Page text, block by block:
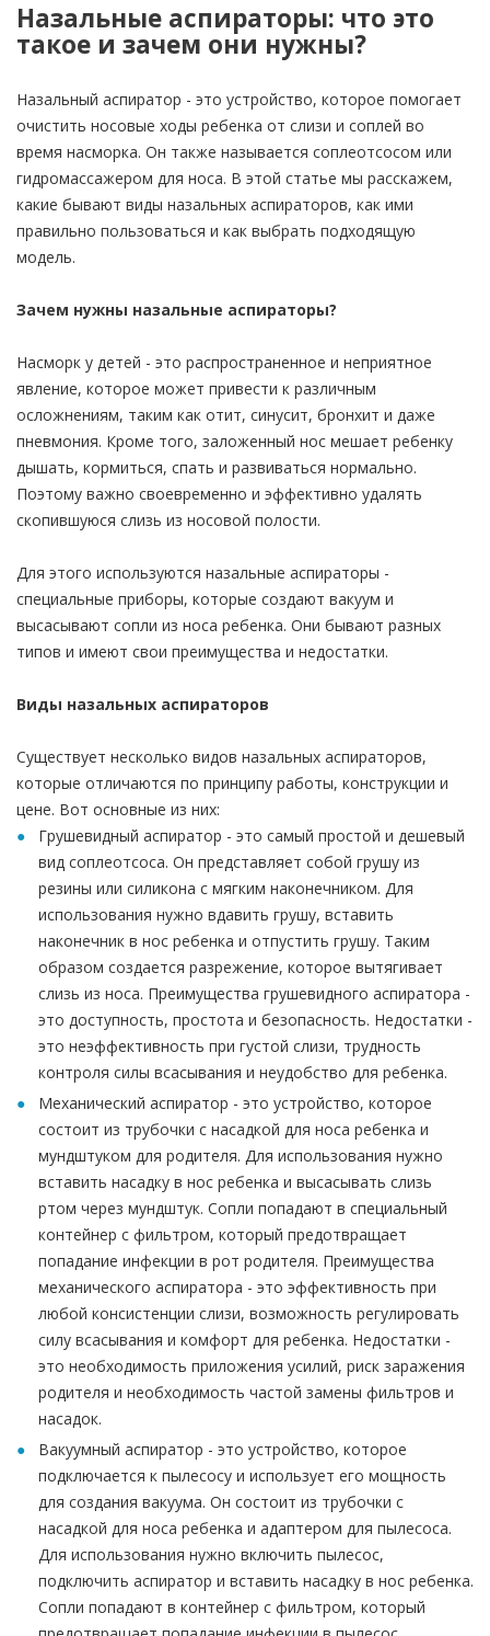
Назальные аспираторы: что это
такое и зачем они нужны?
Назальный аспиратор - это устройство, которое помогает
очистить носовые ходы ребенка от слизи и соплей во
время насморка. Он также называется соплеотсосом или
гидромассажером для носа. В этой статье мы расскажем,
какие бывают виды назальных аспираторов, как ими
правильно пользоваться и как выбрать подходящую
модель.
Зачем нужны назальные аспираторы?
Насморк у детей - это распространенное и неприятное
явление, которое может привести к различным
осложнениям, таким как отит, синусит, бронхит и даже
пневмония. Кроме того, заложенный нос мешает ребенку
дышать, кормиться, спать и развиваться нормально.
Поэтому важно своевременно и эффективно удалять
скопившуюся слизь из носовой полости.
Для этого используются назальные аспираторы -
специальные приборы, которые создают вакуум и
высасывают сопли из носа ребенка. Они бывают разных
типов и имеют свои преимущества и недостатки.
Виды назальных аспираторов
Существует несколько видов назальных аспираторов,
которые отличаются по принципу работы, конструкции и
цене. Вот основные из них:
Грушевидный аспиратор - это самый простой и дешевый
вид соплеотсоса. Он представляет собой грушу из
резины или силикона с мягким наконечником. Для
использования нужно вдавить грушу, вставить
наконечник в нос ребенка и отпустить грушу. Таким
образом создается разрежение, которое вытягивает
слизь из носа. Преимущества грушевидного аспиратора -
это доступность, простота и безопасность. Недостатки -
это неэффективность при густой слизи, трудность
контроля силы всасывания и неудобство для ребенка.
Механический аспиратор - это устройство, которое
состоит из трубочки с насадкой для носа ребенка и
мундштуком для родителя. Для использования нужно
вставить насадку в нос ребенка и высасывать слизь
ртом через мундштук. Сопли попадают в специальный
контейнер с фильтром, который предотвращает
попадание инфекции в рот родителя. Преимущества
механического аспиратора - это эффективность при
любой консистенции слизи, возможность регулировать
силу всасывания и комфорт для ребенка. Недостатки -
это необходимость приложения усилий, риск заражения
родителя и необходимость частой замены фильтров и
насадок.
Вакуумный аспиратор - это устройство, которое
подключается к пылесосу и использует его мощность
для создания вакуума. Он состоит из трубочки с
насадкой для носа ребенка и адаптером для пылесоса.
Для использования нужно включить пылесос,
подключить аспиратор и вставить насадку в нос ребенка.
Сопли попадают в контейнер с фильтром, который